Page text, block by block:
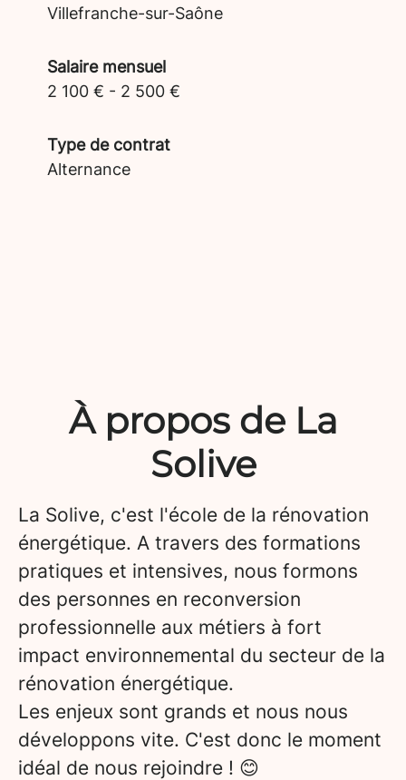
Villefranche-sur-Saône
Salaire mensuel
2 100 € - 2 500 €
Type de contrat
Alternance
À propos de La
Solive
La Solive, c'est l'école de la rénovation
énergétique. A travers des formations
pratiques et intensives, nous formons
des personnes en reconversion
professionnelle aux métiers à fort
impact environnemental du secteur de la
rénovation énergétique.
Les enjeux sont grands et nous nous
développons vite. C'est donc le moment
idéal de nous rejoindre ! 😊